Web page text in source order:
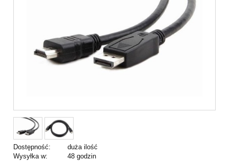
Dostępność:
duża ilość
Wysyłka w:
48 godzin